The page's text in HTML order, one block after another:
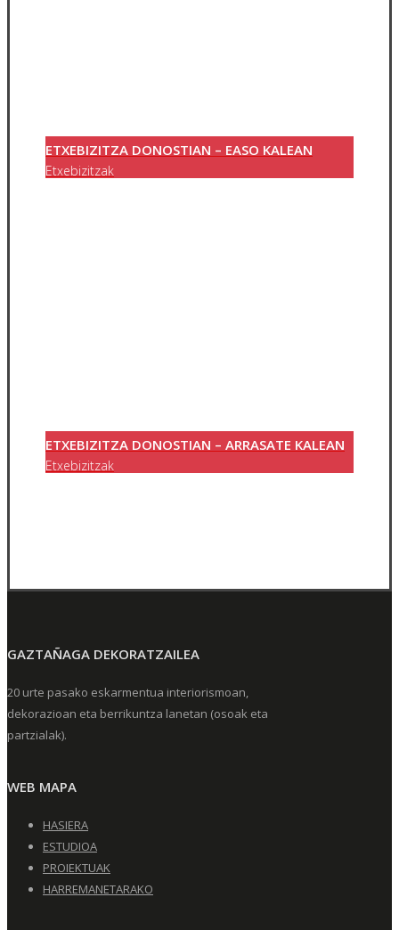
ETXEBIZITZA DONOSTIAN – EASO KALEAN
Etxebizitzak
ETXEBIZITZA DONOSTIAN – ARRASATE KALEAN
Etxebizitzak
GAZTAÑAGA DEKORATZAILEA
20 urte pasako eskarmentua interiorismoan,
dekorazioan eta berrikuntza lanetan (osoak eta
partzialak).
WEB MAPA
HASIERA
ESTUDIOA
PROIEKTUAK
HARREMANETARAKO